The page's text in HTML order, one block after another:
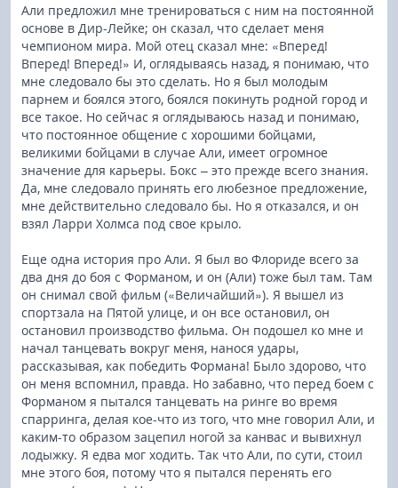
Али предложил мне тренироваться с ним на постоянной
основе в Дир-Лейке; он сказал, что сделает меня
чемпионом мира. Мой отец сказал мне: «Вперед!
Вперед! Вперед!» И, оглядываясь назад, я понимаю, что
мне следовало бы это сделать. Но я был молодым
парнем и боялся этого, боялся покинуть родной город и
все такое. Но сейчас я оглядываюсь назад и понимаю,
что постоянное общение с хорошими бойцами,
великими бойцами в случае Али, имеет огромное
значение для карьеры. Бокс – это прежде всего знания.
Да, мне следовало принять его любезное предложение,
мне действительно следовало бы. Но я отказался, и он
взял Ларри Холмса под свое крыло.
Еще одна история про Али. Я был во Флориде всего за
два дня до боя с Форманом, и он (Али) тоже был там. Там
он снимал свой фильм («Величайший»). Я вышел из
спортзала на Пятой улице, и он все остановил, он
остановил производство фильма. Он подошел ко мне и
начал танцевать вокруг меня, нанося удары,
рассказывая, как победить Формана! Было здорово, что
он меня вспомнил, правда. Но забавно, что перед боем с
Форманом я пытался танцевать на ринге во время
спарринга, делая кое-что из того, что мне говорил Али, и
каким-то образом зацепил ногой за канвас и вывихнул
лодыжку. Я едва мог ходить. Так что Али, по сути, стоил
мне этого боя, потому что я пытался перенять его